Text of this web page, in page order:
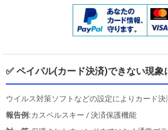
✅ ペイパル(カード決済)できない現象
ウイルス対策ソフトなどの設定によりカード
報告例:カスペルスキー / 決済保護機能